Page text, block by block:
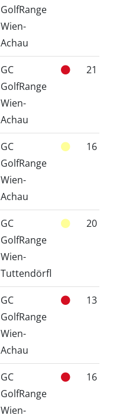
GolfRange
Wien-
Achau
GC
GolfRange
Wien-
Achau
21
GC
GolfRange
Wien-
Achau
16
GC
GolfRange
Wien-
Tuttendörfl
20
GC
GolfRange
Wien-
Achau
13
GC
GolfRange
Wien-
16